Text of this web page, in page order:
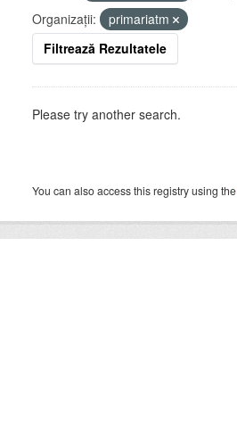
Organizații:
primariatm
Filtrează Rezultatele
Please try another search.
You can also access this registry using the